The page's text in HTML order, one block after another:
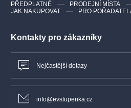
Kontakty pro zákazníky
Nejčastější dotazy
info@evstupenka.cz
PŘEDPLATNÉ PRODEJNÍ MÍSTA
JAK NAKUPOVAT
PRO